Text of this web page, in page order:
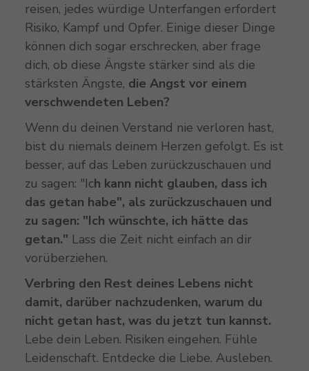
reisen, jedes würdige Unterfangen erfordert
Risiko, Kampf und Opfer. Einige dieser Dinge
können dich sogar erschrecken, aber frage
dich, ob diese Ängste stärker sind als die
stärksten Ängste, die Angst vor einem
verschwendeten Leben?
Wenn du deinen Verstand nie verloren hast,
bist du niemals deinem Herzen gefolgt. Es ist
besser, auf das Leben zurückzuschauen und
zu sagen: "Ich kann nicht glauben, dass ich
das getan habe", als zurückzuschauen und
zu sagen: "Ich wünschte, ich hätte das
getan." Lass die Zeit nicht einfach an dir
vorüberziehen.
Verbring den Rest deines Lebens nicht
damit, darüber nachzudenken, warum du
nicht getan hast, was du jetzt tun kannst.
Lebe dein Leben. Risiken eingehen. Fühle
Leidenschaft. Entdecke die Liebe. Ausleben.